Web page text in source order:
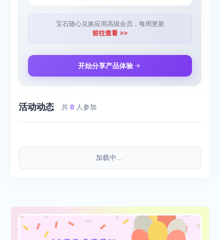
宝石随心兑换应用高级会员，每周更新
前往查看 >>
开始分享产品体验
活动动态 共0 人参加
加载中...